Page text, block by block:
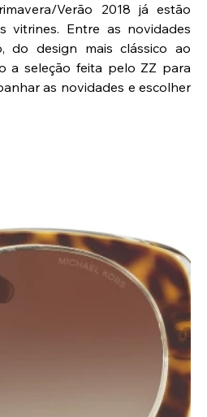
Verão 2018 já estão
vitrines. Entre as novidades
do design mais clássico ao
a seleção feita pelo ZZ para
as novidades e escolher